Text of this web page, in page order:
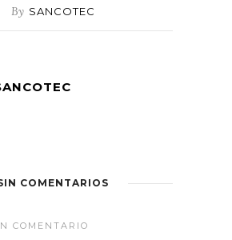
By SANCOTEC
COMENTARIOS
COMENTARIO